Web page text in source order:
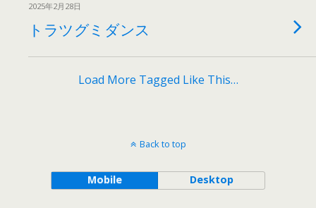
2025年2月28日
トラツグミダンス
Load More Tagged Like This…
Back to top
Mobile Desktop